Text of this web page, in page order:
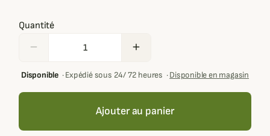
Quantité
remove add
Disponible·Expédié sous 24/ 72 heures ·Disponible en magasin
Ajouter au panier